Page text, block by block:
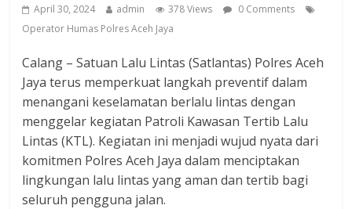
April 30, 2024 admin 378 Views
0 Comments
Operator Humas Polres Aceh Jaya
Calang – Satuan Lalu Lintas (Satlantas) Polres Aceh
Jaya terus memperkuat langkah preventif dalam
menangani keselamatan berlalu lintas dengan
menggelar kegiatan Patroli Kawasan Tertib Lalu
Lintas (KTL). Kegiatan ini menjadi wujud nyata dari
komitmen Polres Aceh Jaya dalam menciptakan
lingkungan lalu lintas yang aman dan tertib bagi
seluruh pengguna jalan.